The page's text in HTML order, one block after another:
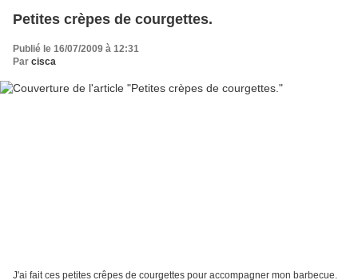
Petites crèpes de courgettes.
Publié le 16/07/2009 à 12:31
Par cisca
J'ai fait ces petites crêpes de courgettes pour accompagner mon barbecue.